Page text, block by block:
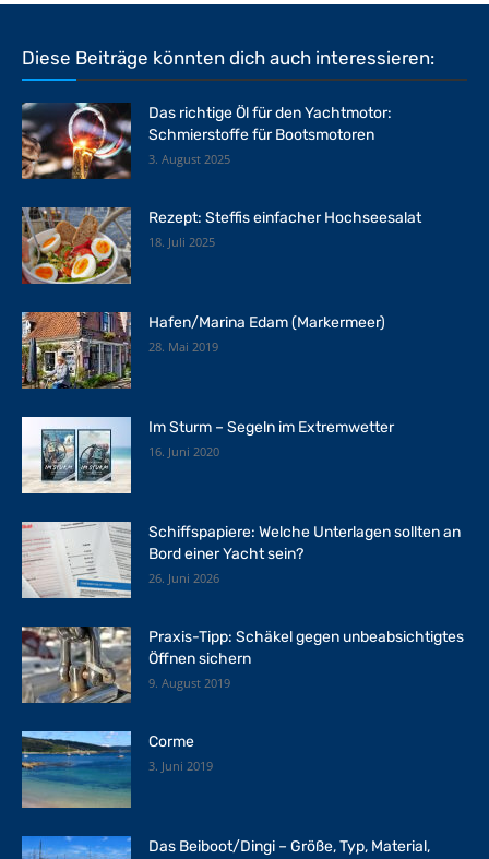
Diese Beiträge könnten dich auch interessieren:
Das richtige Öl für den Yachtmotor:
Schmierstoffe für Bootsmotoren
3. August 2025
Rezept: Steffis einfacher Hochseesalat
18. Juli 2025
Hafen/Marina Edam (Markermeer)
28. Mai 2019
Im Sturm – Segeln im Extremwetter
16. Juni 2020
Schiffspapiere: Welche Unterlagen sollten an
Bord einer Yacht sein?
26. Juni 2026
Praxis-Tipp: Schäkel gegen unbeabsichtigtes
Öffnen sichern
9. August 2019
Corme
3. Juni 2019
Das Beiboot/Dingi – Größe, Typ, Material,